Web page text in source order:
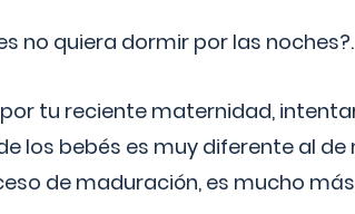
no quiera dormir por las noches?.
tu reciente maternidad,
los bebés es muy diferente al
de maduración, es mucho